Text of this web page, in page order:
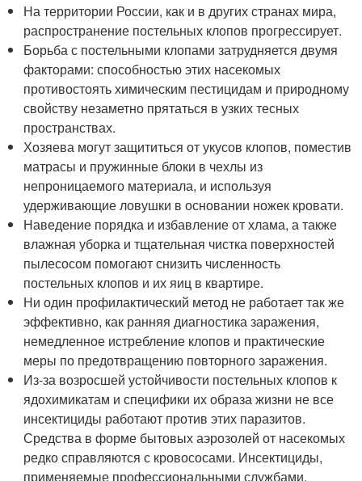
На территории России, как и в других странах мира,
распространение постельных клопов прогрессирует.
Борьба с постельными клопами затрудняется двумя
факторами: способностью этих насекомых
противостоять химическим пестицидам и природному
свойству незаметно прятаться в узких тесных
пространствах.
Хозяева могут защититься от укусов клопов, поместив
матрасы и пружинные блоки в чехлы из
непроницаемого материала, и используя
удерживающие ловушки в основании ножек кровати.
Наведение порядка и избавление от хлама, а также
влажная уборка и тщательная чистка поверхностей
пылесосом помогают снизить численность
постельных клопов и их яиц в квартире.
Ни один профилактический метод не работает так же
эффективно, как ранняя диагностика заражения,
немедленное истребление клопов и практические
меры по предотвращению повторного заражения.
Из-за возросшей устойчивости постельных клопов к
ядохимикатам и специфики их образа жизни не все
инсектициды работают против этих паразитов.
Средства в форме бытовых аэрозолей от насекомых
редко справляются с кровососами. Инсектициды,
применяемые профессиональными службами,